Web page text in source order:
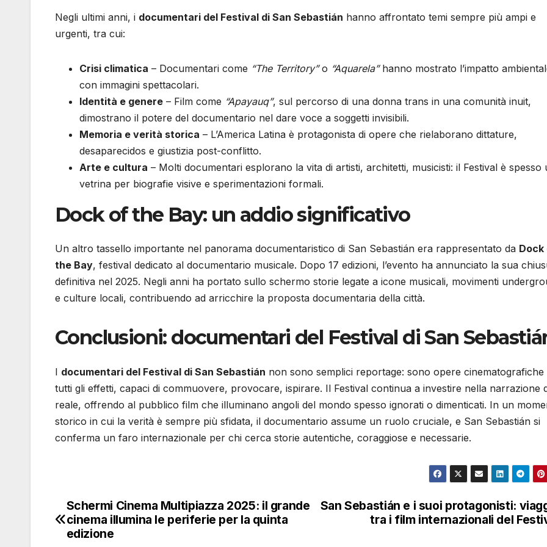
Negli ultimi anni, i documentari del Festival di San Sebastián hanno affrontato temi sempre più ampi e
urgenti, tra cui:
Crisi climatica – Documentari come “The Territory”o “Aquarela”hanno mostrato l’impatto
con immagini spettacolari.
Identità e genere – Film come “Apayauq”, sul percorso di una donna trans in una comunità inuit,
dimostrano il potere del documentario nel dare voce a soggetti invisibili.
Memoria e verità storica – L’America Latina è protagonista di opere che rielaborano dittature,
desaparecidos e giustizia post-conflitto.
Arte e cultura – Molti documentari esplorano la vita di artisti, architetti, musicisti: il Festival è spesso
vetrina per biografie visive e sperimentazioni formali.
Dock of the Bay: un addio significativo
Un altro tassello importante nel panorama documentaristico di San Sebastián era rappresentato da Dock
the Bay, festival dedicato al documentario musicale. Dopo 17 edizioni, l’evento ha annunciato la sua
definitiva nel 2025. Negli anni ha portato sullo schermo storie legate a icone musicali, movimenti
e culture locali, contribuendo ad arricchire la proposta documentaria della città.
Conclusioni: documentari del Festival di San
I documentari del Festival di San Sebastián non sono semplici reportage: sono opere cinematografiche
tutti gli effetti, capaci di commuovere, provocare, ispirare. Il Festival continua a investire nella narrazione
reale, offrendo al pubblico film che illuminano angoli del mondo spesso ignorati o dimenticati. In un
storico in cui la verità è sempre più sfidata, il documentario assume un ruolo cruciale, e San Sebastián si
conferma un faro internazionale per chi cerca storie autentiche, coraggiose e necessarie.
Navigazione
articoli
San Sebastián e i suoi protagonisti:
tra i film internazionali del
Schermi Cinema Multipiazza 2025: il grande
cinema illumina le periferie per la quinta
edizione